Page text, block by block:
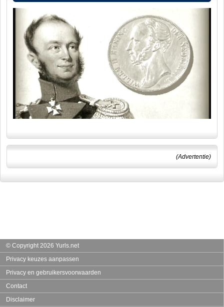
(Advertentie)
© Copyright 2026 Yurls.net
Privacy keuzes aanpassen
Privacy en gebruikersvoorwaarden
Contact
Disclaimer